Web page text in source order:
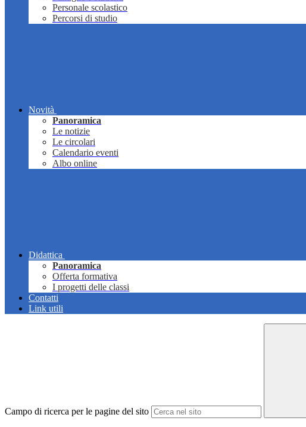
Personale scolastico
Percorsi di studio
Novità
Panoramica
Le notizie
Le circolari
Calendario eventi
Albo online
Didattica
Panoramica
Offerta formativa
I progetti delle classi
Contatti
Link utili
Campo di ricerca per le pagine del sito